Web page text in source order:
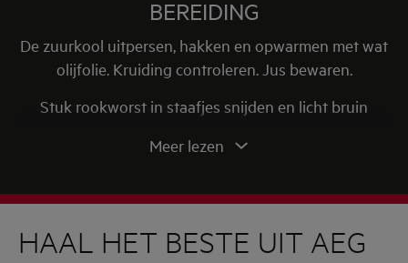
BEREIDING
De zuurkool uitpersen, hakken en opwarmen met wat
olijfolie. Kruiding controleren. Jus bewaren.
Stuk rookworst in staafjes snijden en licht bruin
nog krokant gaar zijn. Vervolgens deze toevoegen
Een deel van de jus van de zuurkool opwarmen en
Meer lezen
HAAL HET BESTE UIT AEG